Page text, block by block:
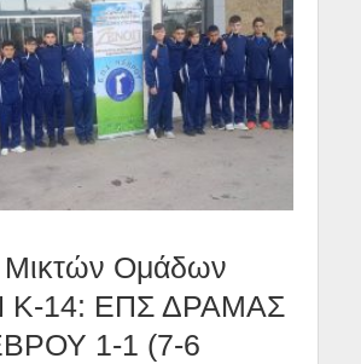
Ομάδων
Κ-14: ΕΠΣ ΔΡΑΜΑΣ
1-1 (7-6